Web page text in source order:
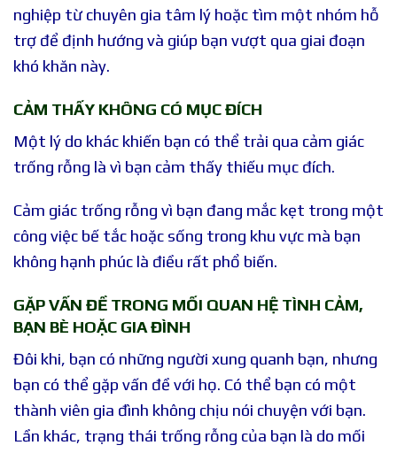
nghiệp từ chuyên gia tâm lý hoặc tìm một nhóm hỗ
trợ để định hướng và giúp bạn vượt qua giai đoạn
khó khăn này.
CẢM THẤY KHÔNG CÓ MỤC ĐÍCH
Một lý do khác khiến bạn có thể trải qua cảm giác
trống rỗng là vì bạn cảm thấy thiếu mục đích.
Cảm giác trống rỗng vì bạn đang mắc kẹt trong một
công việc bế tắc hoặc sống trong khu vực mà bạn
không hạnh phúc là điều rất phổ biến.
GẶP VẤN ĐỀ TRONG MỐI QUAN HỆ TÌNH CẢM,
BẠN BÈ HOẶC GIA ĐÌNH
Đôi khi, bạn có những người xung quanh bạn, nhưng
bạn có thể gặp vấn đề với họ. Có thể bạn có một
thành viên gia đình không chịu nói chuyện với bạn.
Lần khác, trạng thái trống rỗng của bạn là do mối